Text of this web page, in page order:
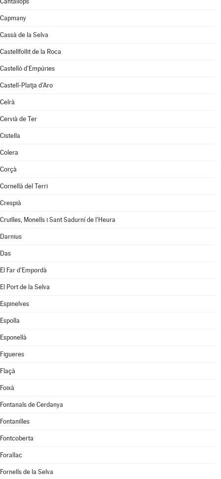
Capmany
Cassà de la Selva
Castellfollit de la Roca
Castelló d'Empúries
Castell-Platja d'Aro
Celrà
Cervià de Ter
Cistella
Colera
Corçà
Cornellà del Terri
Crespià
Cruïlles, Monells i Sant Sadurní de l'Heura
Darnius
Das
El Far d'Empordà
El Port de la Selva
Espinelves
Espolla
Esponellà
Figueres
Flaçà
Foixà
Fontanals de Cerdanya
Fontanilles
Fontcoberta
Forallac
Fornells de la Selva